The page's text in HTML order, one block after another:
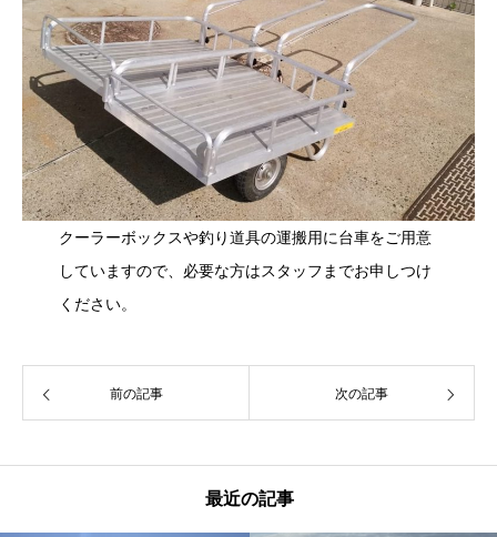
クーラーボックスや釣り道具の運搬用に台車をご用意
していますので、必要な方はスタッフまでお申しつけ
ください。
前の記事 次の記事
最近の記事